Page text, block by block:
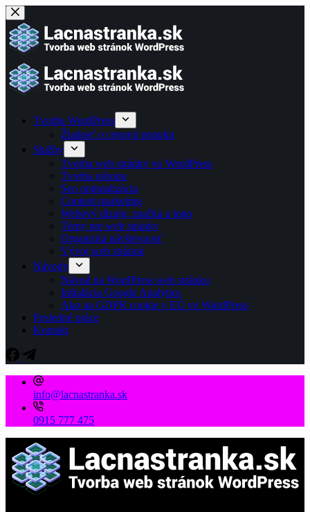
Skip
to
content
Tvorba WordPress
Žiadosť o cenovú ponuku
Služby
Tvorba web stránky vo WordPress
Tvorba eshopu
Seo optimalizácia
Content marketing
Webový dizajn, značka a logo
Témy pre web stránky
Organická návštevnosť
Vývoj web stránok
Návody
Návod na WordPress web stránku
Inštalácia Google Analytics
Ako na GDPR cookie v EÚ vo WordPress
Posledné práce
Kontakt
info@lacnastranka.sk
0915 777 475